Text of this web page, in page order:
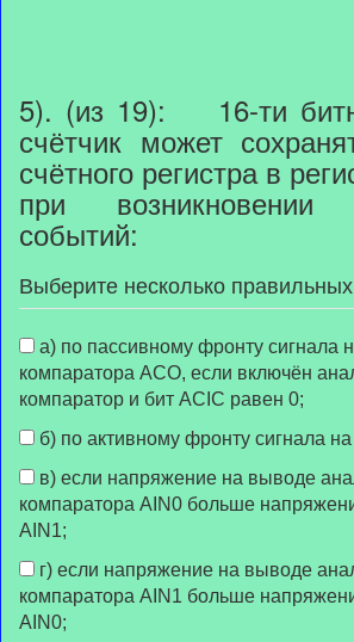
5). (из 19): 16-ти
счётчик может
счётного регистра в
при возникновении
событий:
Выберите несколько
компаратора АСО, если включён
компаратор и бит ACIC равен 0;
б) по активному фронту сигнала
компаратора AIN0 больше
AIN1;
компаратора AIN1 больше
AIN0;